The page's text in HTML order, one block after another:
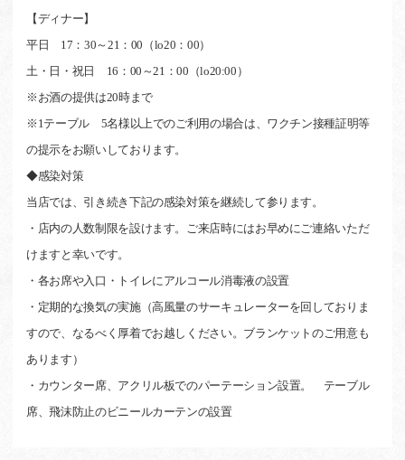
【ディナー】
平日 17：30～21：00（lo20：00）
土・日・祝日 16：00～21：00（lo20:00）
※お酒の提供は20時まで
※1テーブル 5名様以上でのご利用の場合は、ワクチン接種証明等
の提示をお願いしております。
◆感染対策
当店では、引き続き下記の感染対策を継続して参ります。
・店内の人数制限を設けます。ご来店時にはお早めにご連絡いただ
けますと幸いです。
・各お席や入口・トイレにアルコール消毒液の設置
・定期的な換気の実施（高風量のサーキュレーターを回しておりま
すので、なるべく厚着でお越しください。ブランケットのご用意も
あります）
・カウンター席、アクリル板でのパーテーション設置。 テーブル
席、飛沫防止のビニールカーテンの設置